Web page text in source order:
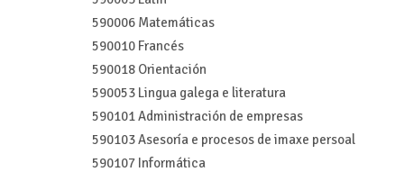
590006 Matemáticas
590010 Francés
590018 Orientación
590053 Lingua galega e literatura
590101 Administración de empresas
590103 Asesoría e procesos de imaxe persoal
590107 Informática